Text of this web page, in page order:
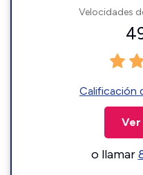
Velocidades
Calificación
Ver
o llamar